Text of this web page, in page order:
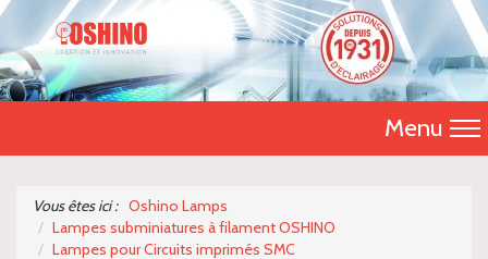
Menu
Présentation
Vous êtes ici : Oshino Lamps
Lampes subminiatures à filament OSHINO
Lampes pour Circuits imprimés SMC